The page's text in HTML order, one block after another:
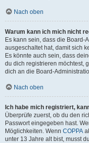
Nach oben
Warum kann ich mich nicht
Es kann sein, dass die Board-
ausgeschaltet hat, damit sich
Es könnte auch sein, dass
du dich registrieren möchtest,
dich an die Board-
Nach oben
Ich habe mich registriert,
Überprüfe zuerst, ob du den
Passwort eingegeben hast.
Möglichkeiten. Wenn COPPA
unter 13 Jahre alt bist, musst